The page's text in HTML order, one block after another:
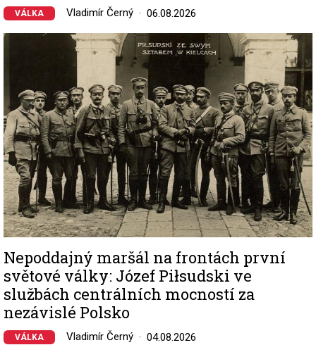
VÁLKA Vladimír Černý 06.08.2026
Image
Nepoddajný maršál na frontách první
světové války: Józef Piłsudski ve
službách centrálních mocností za
nezávislé Polsko
VÁLKA Vladimír Černý 04.08.2026